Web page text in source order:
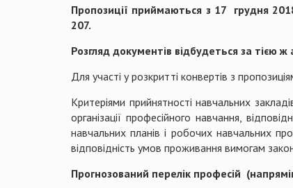
Пропозиції приймаються з 17 грудня
207.
Розгляд документів відбудеться за тією
Для участі у розкритті конвертів з
Критеріями прийнятності навчальних
організації професійного навчання,
навчальних планів і робочих навчальних
відповідність умов проживання вимогам
Прогнозований перелік професій